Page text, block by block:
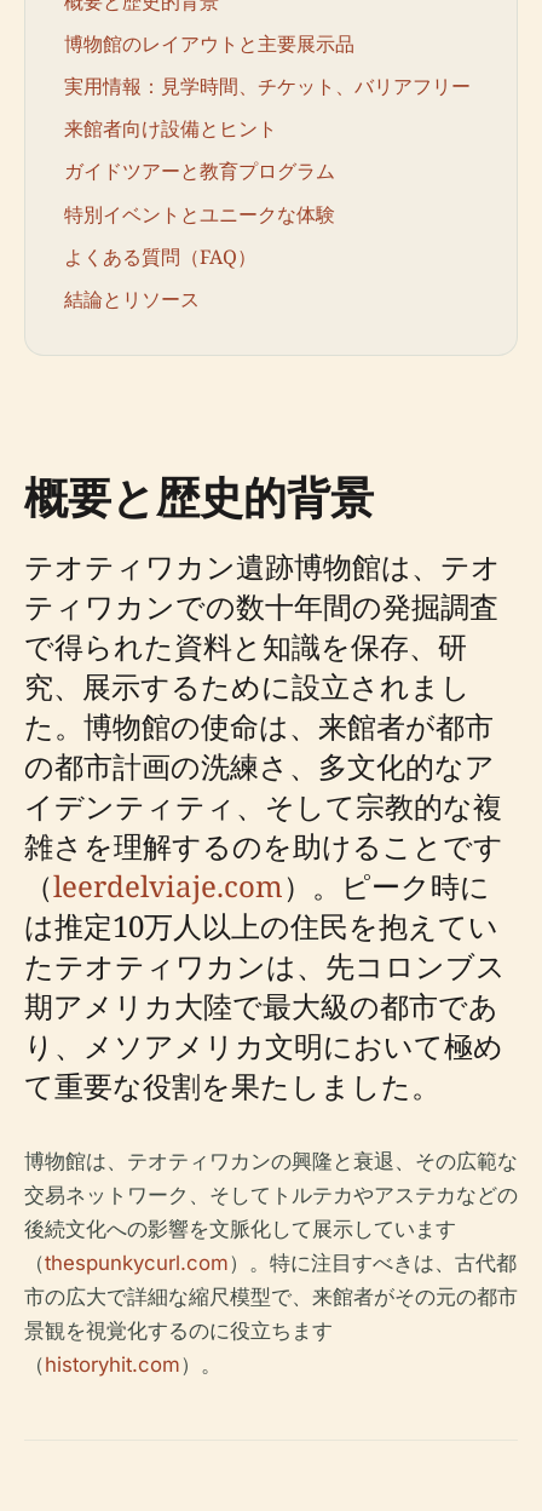
博物館のレイアウトと主要展示品
実用情報：見学時間、チケット、バリアフリー
来館者向け設備とヒント
ガイドツアーと教育プログラム
特別イベントとユニークな体験
よくある質問（FAQ）
結論とリソース
概要と歴史的背景
テオティワカン遺跡博物館は、テオ
ティワカンでの数十年間の発掘調査
で得られた資料と知識を保存、研
究、展示するために設立されまし
た。博物館の使命は、来館者が都市
の都市計画の洗練さ、多文化的なア
イデンティティ、そして宗教的な複
雑さを理解するのを助けることです
（leerdelviaje.com）。ピーク時に
は推定10万人以上の住民を抱えてい
たテオティワカンは、先コロンブス
期アメリカ大陸で最大級の都市であ
り、メソアメリカ文明において極め
て重要な役割を果たしました。
博物館は、テオティワカンの興隆と衰退、その広範な
交易ネットワーク、そしてトルテカやアステカなどの
後続文化への影響を文脈化して展示しています
（thespunkycurl.com）。特に注目すべきは、古代都
市の広大で詳細な縮尺模型で、来館者がその元の都市
景観を視覚化するのに役立ちます
（historyhit.com）。